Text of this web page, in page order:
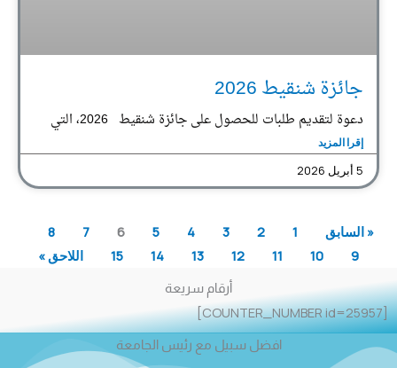
جائزة شنقيط 2026
دعوة لتقديم طلبات للحصول على جائزة شنقيط 2026، التي
إقرا المزيد
5 أبريل 2026
« السابق 1
2
3
4
5
6
7
8
9
10
11
12
13
14
15 اللاحق »
أرقام سريعة
[COUNTER_NUMBER id=25957]
افضل سبيل مع رئيس الجامعة